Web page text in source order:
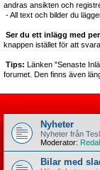
andras ansikten och
- All text och bilder du
Ser du ett inlägg med
knappen istället för att
Tips: Länken "Senaste
forumet. Den finns även
Nyheter
Nyheter från
Moderator:
Bilar med